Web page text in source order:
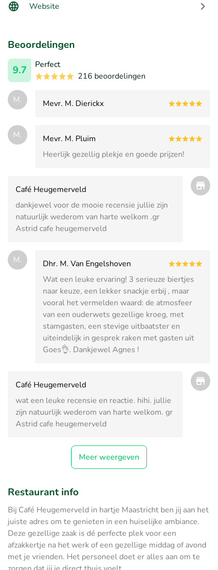
Website
Beoordelingen
9.7
Perfect
216 beoordelingen
M. Mevr. M. Dierickx
M.
Mevr. M. Pluim
Heerlijk gezellig plekje en goede prijzen!
Café Heugemerveld
dankjewel voor de mooie recensie jullie zijn
natuurlijk wederom van harte welkom .gr
Astrid cafe heugemerveld
M.
Dhr. M. Van Engelshoven
Wat een leuke ervaring! 3 serieuze biertjes
naar keuze, een lekker snackje erbij , maar
vooral het vermelden waard: de atmosfeer
van een ouderwets gezellige kroeg, met
stamgasten, een stevige uitbaatster en
uiteindelijk in gesprek raken met gasten uit
Goes👌. Dankjewel Agnes !
Café Heugemerveld
wat een leuke recensie en reactie. hihi. jullie
zijn natuurlijk wederom van harte welkom. gr
Astrid cafe heugemerveld
Meer weergeven
Restaurant info
Bij Café Heugemerveld in hartje Maastricht ben jij aan het
juiste adres om te genieten in een huiselijke ambiance.
Deze gezellige zaak is dé perfecte plek voor een
afzakkertje na het werk of een gezellige middag of avond
met je vrienden. Het personeel doet er alles aan om te